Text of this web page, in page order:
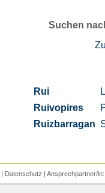
Suchen
Rui
Ruivopires
Ruizbarragan
| Datenschutz | Ansprechpartner/